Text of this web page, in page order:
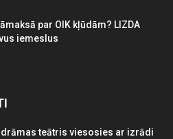
par OIK kļūdām? LIZDA
iemeslus
teātris viesosies ar izrādi